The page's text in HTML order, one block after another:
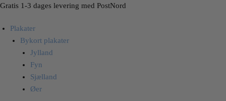
Skip
navigation
Skip
content
Gratis 1-3 dages levering med PostNord
Plakater
Bykort plakater
Jylland
Fyn
Sjælland
Øer